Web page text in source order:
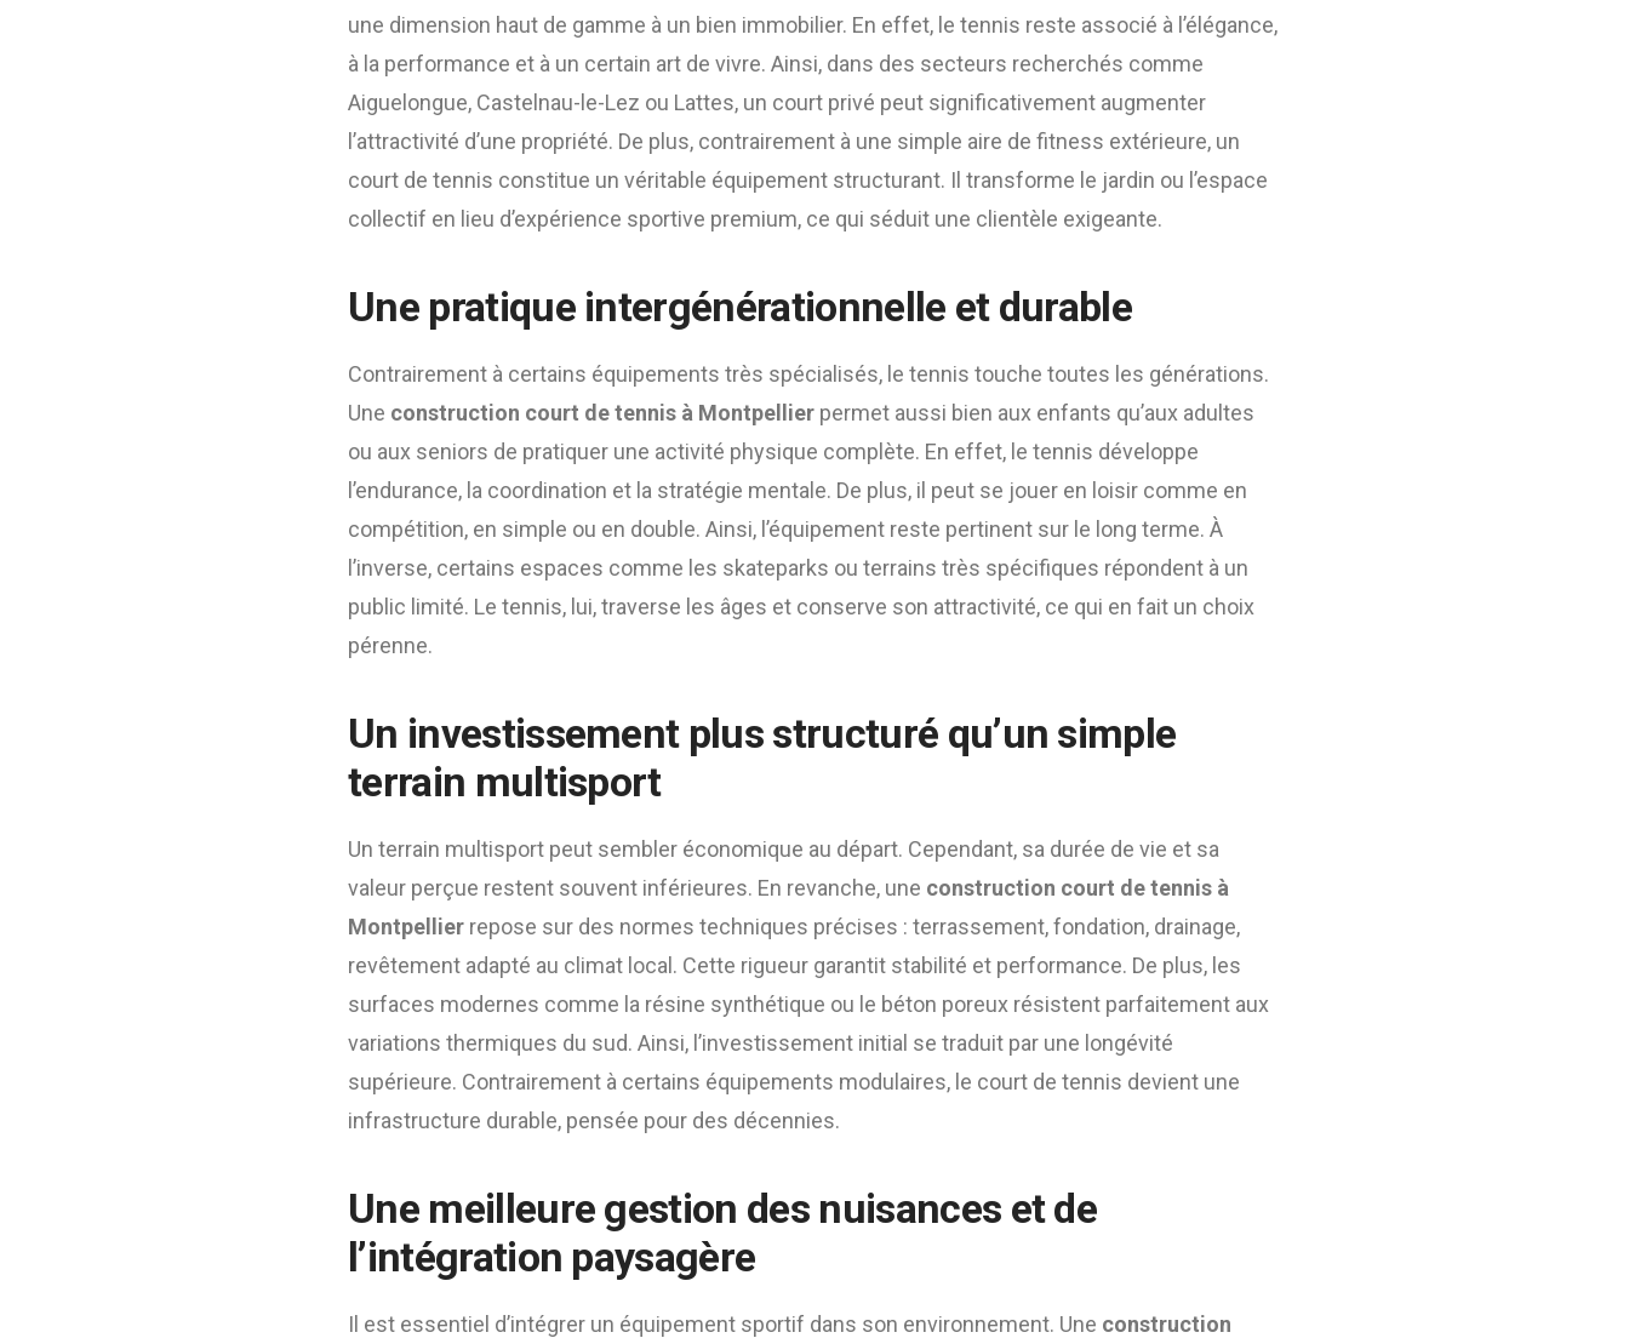
une dimension haut de gamme à un bien immobilier. En effet, le tennis reste associé à l’élégance,
à la performance et à un certain art de vivre. Ainsi, dans des secteurs recherchés comme
Aiguelongue, Castelnau-le-Lez ou Lattes, un court privé peut significativement augmenter
l’attractivité d’une propriété. De plus, contrairement à une simple aire de fitness extérieure, un
court de tennis constitue un véritable équipement structurant. Il transforme le jardin ou l’espace
collectif en lieu d’expérience sportive premium, ce qui séduit une clientèle exigeante.
Une pratique intergénérationnelle et durable
Contrairement à certains équipements très spécialisés, le tennis touche toutes les générations.
Une construction court de tennis à Montpellier permet aussi bien aux enfants qu’aux adultes
ou aux seniors de pratiquer une activité physique complète. En effet, le tennis développe
l’endurance, la coordination et la stratégie mentale. De plus, il peut se jouer en loisir comme en
compétition, en simple ou en double. Ainsi, l’équipement reste pertinent sur le long terme. À
l’inverse, certains espaces comme les skateparks ou terrains très spécifiques répondent à un
public limité. Le tennis, lui, traverse les âges et conserve son attractivité, ce qui en fait un choix
pérenne.
Un investissement plus structuré qu’un simple
terrain multisport
Un terrain multisport peut sembler économique au départ. Cependant, sa durée de vie et sa
valeur perçue restent souvent inférieures. En revanche, une construction court de tennis à
Montpellier repose sur des normes techniques précises : terrassement, fondation, drainage,
revêtement adapté au climat local. Cette rigueur garantit stabilité et performance. De plus, les
surfaces modernes comme la résine synthétique ou le béton poreux résistent parfaitement aux
variations thermiques du sud. Ainsi, l’investissement initial se traduit par une longévité
supérieure. Contrairement à certains équipements modulaires, le court de tennis devient une
infrastructure durable, pensée pour des décennies.
Une meilleure gestion des nuisances et de
l’intégration paysagère
Il est essentiel d’intégrer un équipement sportif dans son environnement. Une construction